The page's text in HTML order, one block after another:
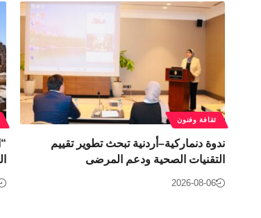
ثقافة وفنون
ندوة دنماركية–أردنية تبحث تطوير تقييم
التقنيات الصحية ودعم المرضى
2026-08-06